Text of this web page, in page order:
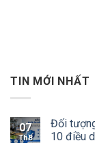
TIN MỚI NHẤT
07
Th8
Đối
10 điều